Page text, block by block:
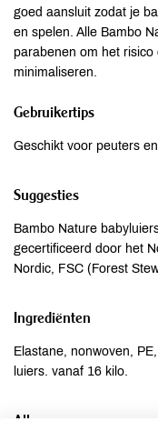
goed aansluit zodat je
en spelen. Alle Bambo
parabenen om het
minimaliseren.
Gebruikertips
Geschikt voor peuters
Suggesties
Bambo Nature
gecertificeerd door het
Nordic, FSC (Forest
Ingrediënten
Elastane, nonwoven,
luiers. vanaf 16 kilo.